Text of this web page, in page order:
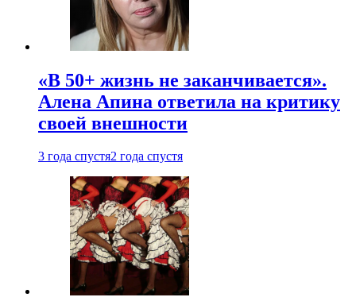
«В 50+ жизнь не заканчивается».
Алена Апина ответила на критику
своей внешности
3 года спустя2 года спустя